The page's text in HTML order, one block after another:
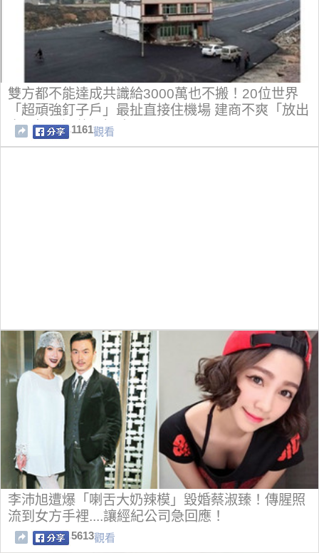
雙方都不能達成共識給3000萬也不搬！20位世界
「超頑強釘子戶」最扯直接住機場 建商不爽「放出
大絕招」逼他們投降
1161觀看
李沛旭遭爆「喇舌大奶辣模」毀婚蔡淑臻！傳腥照
流到女方手裡....讓經紀公司急回應！
5613觀看